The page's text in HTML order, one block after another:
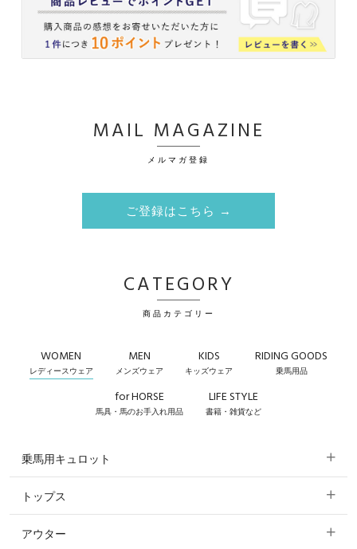
MAIL MAGAZINE
メルマガ登録
ご登録はこちら →
CATEGORY
商品カテゴリー
WOMEN
レディースウェア
MEN
メンズウェア
KIDS
キッズウェア
RIDING GOODS
乗馬用品
for HORSE
馬具・馬のお手入れ用品
LIFE STYLE
書籍・雑貨など
乗馬用キュロット
すべてのキュロット
フルグリップ・尻革 キュロット
トップス
すべてのトップス
アウター